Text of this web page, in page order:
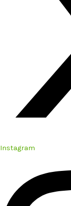
Instagram